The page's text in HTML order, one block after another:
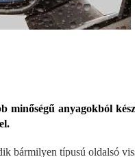
minőségű anyagokból
bármilyen típusú oldalsó